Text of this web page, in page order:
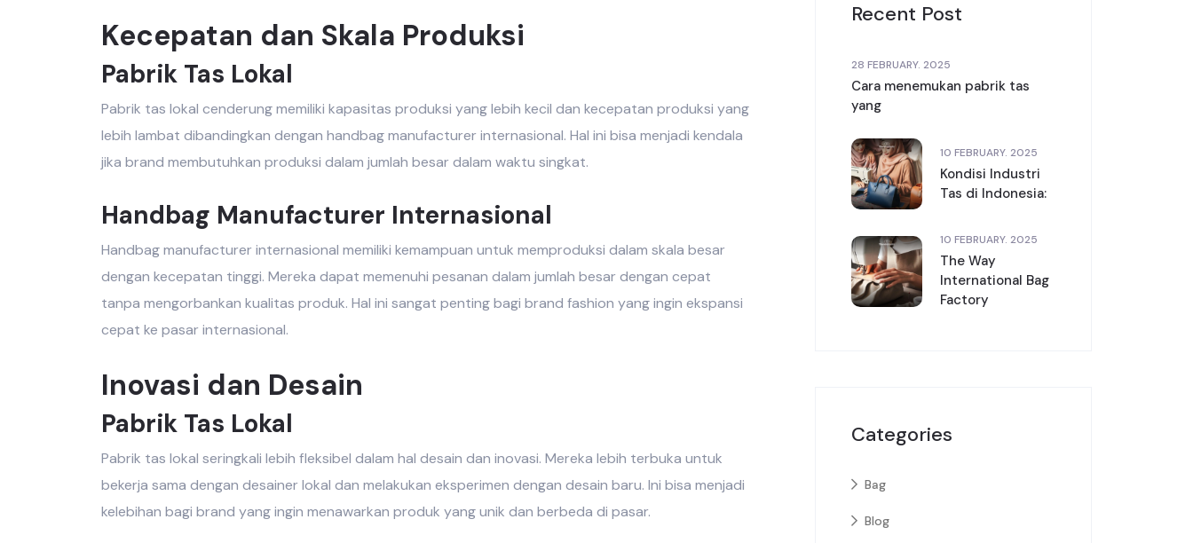
Kecepatan dan Skala Produksi
Pabrik Tas Lokal
Pabrik tas lokal cenderung memiliki kapasitas produksi yang lebih kecil dan kecepatan produksi yang
lebih lambat dibandingkan dengan handbag manufacturer internasional. Hal ini bisa menjadi kendala
jika brand membutuhkan produksi dalam jumlah besar dalam waktu singkat.
Handbag Manufacturer Internasional
Handbag manufacturer internasional memiliki kemampuan untuk memproduksi dalam skala besar
dengan kecepatan tinggi. Mereka dapat memenuhi pesanan dalam jumlah besar dengan cepat
tanpa mengorbankan kualitas produk. Hal ini sangat penting bagi brand fashion yang ingin ekspansi
cepat ke pasar internasional.
Inovasi dan Desain
Pabrik Tas Lokal
Pabrik tas lokal seringkali lebih fleksibel dalam hal desain dan inovasi. Mereka lebih terbuka untuk
bekerja sama dengan desainer lokal dan melakukan eksperimen dengan desain baru. Ini bisa menjadi
kelebihan bagi brand yang ingin menawarkan produk yang unik dan berbeda di pasar.
Recent Post
28 FEBRUARY. 2025
Cara menemukan pabrik tas
yang
10 FEBRUARY. 2025
Kondisi Industri
Tas di Indonesia:
10 FEBRUARY. 2025
The Way
International Bag
Factory
Categories
Bag
Blog